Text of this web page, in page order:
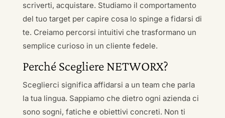
scriverti, acquistare. Studiamo il comportamento
del tuo target per capire cosa lo spinge a fidarsi di
te. Creiamo percorsi intuitivi che trasformano un
semplice curioso in un cliente fedele.
Perché Scegliere NETWORX?
Sceglierci significa affidarsi a un team che parla
la tua lingua. Sappiamo che dietro ogni azienda ci
sono sogni, fatiche e obiettivi concreti. Non ti